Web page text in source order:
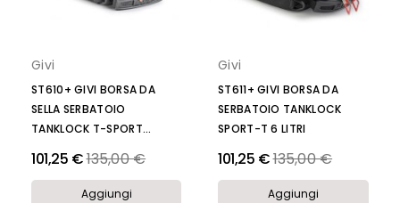
Givi
ST610+ GIVI BORSA DA
SELLA SERBATOIO
TANKLOCK T-SPORT...
101,25 €Prezzo
135,00 €
Aggiungi
Givi
ST611+ GIVI BORSA DA
SERBATOIO TANKLOCK
SPORT-T 6 LITRI
101,25 €Prezzo
135,00 €
Aggiungi